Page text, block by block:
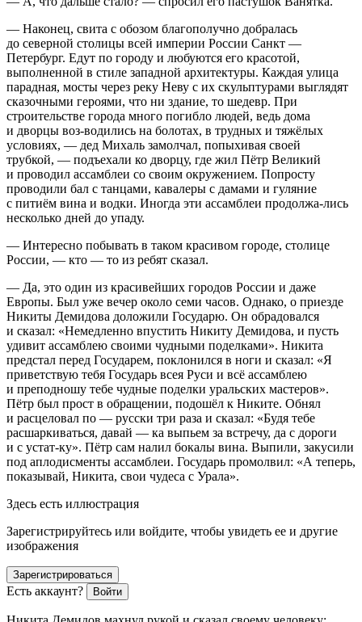
— Наконец, свита с обозом благополучно добралась
до северной столицы всей империи России Санкт —
Петербург. Едут по городу и любуются его красотой,
выполненной в стиле западной архитектуры. Каждая улица
парадная, мосты через реку Неву с их скульптурами выглядят
сказочными героями, что ни здание, то шедевр. При
строительстве города много погибло людей, ведь дома
и дворцы воз-водились на болотах, в трудных и тяжёлых
условиях, — дед Михаль замолчал, попыхивая своей
трубкой, — подъехали ко дворцу, где жил Пётр Великий
и проводил ассамблеи со своим окружением. Попросту
проводили бал с танцами, кавалеры с дамами и гуляние
с питиём вина и водки. Иногда эти ассамблеи продолжа-лись
несколько дней до упаду.
— Интересно побывать в таком красивом городе, столице
России, — кто — то из ребят сказал.
— Да, это один из красивейших городов России и даже
Европы. Был уже вечер около семи часов. Однако, о приезде
Никиты Демидова доложили Государю. Он обрадовался
и сказал: «Немедленно впустить Никиту Демидова, и пусть
удивит ассамблею своими чудными поделками». Никита
предстал перед Государем, поклонился в ноги и сказал: «Я
приветствую тебя Государь всея Руси и всё ассамблею
и преподношу тебе чудные поделки уральских мастеров».
Пётр был прост в обращении, подошёл к Никите. Обнял
и расцеловал по — русски три раза и сказал: «Будя тебе
расшаркиваться, давай — ка выпьем за встречу, да с дороги
и с устат-ку». Пётр сам налил бокалы вина. Выпили, закусили
под аплодисменты ассамблеи. Государь промолвил: «А теперь,
показывай, Никита, свои чудеса с Урала».
Здесь есть иллюстрация
Зарегистрируйтесь или войдите, чтобы увидеть ее и другие
изображения
Зарегистрироваться
Есть аккаунт? Войти